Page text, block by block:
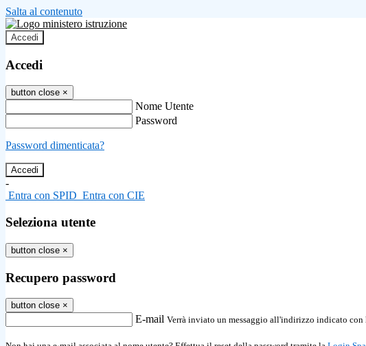
Salta al contenuto
Accedi
Accedi
button close ×
Nome Utente
Password
Password dimenticata?
-
Entra con SPID Entra con CIE
Seleziona utente
button close ×
Recupero password
button close ×
E-mail Verrà inviato un messaggio all'indirizzo indicato con